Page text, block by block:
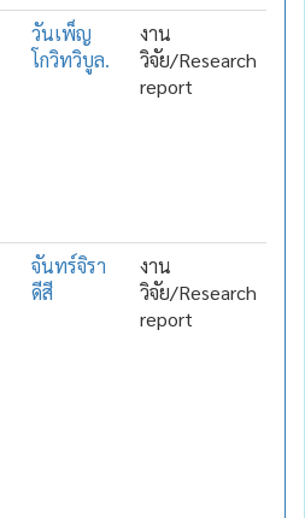
วันเพ็ญ
โกวิทวิบูล.
งาน
วิจัย/Research
report
จันทร์จิรา
ดีสี
งาน
วิจัย/Research
report